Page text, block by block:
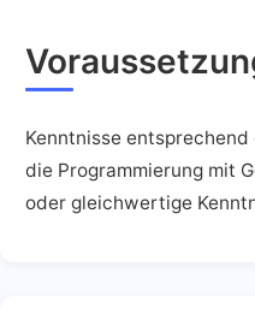
Kenntnisse entsprechend
die Programmierung mit
oder gleichwertige